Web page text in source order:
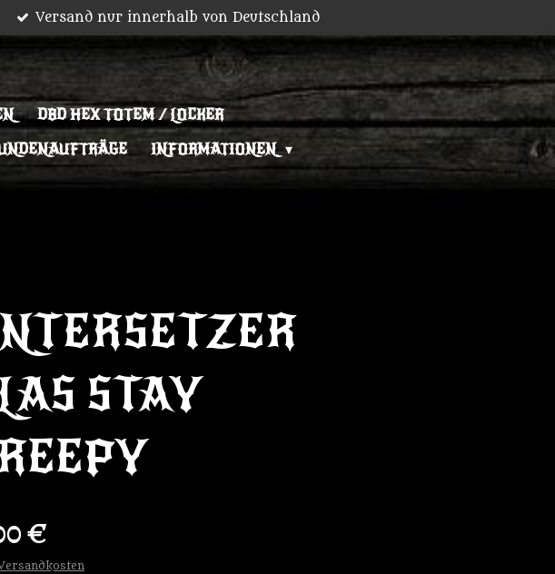
Versand nur innerhalb von Deutschland
DBD HEX TOTEM / LOCKER
INFORMATIONEN
STAY
€